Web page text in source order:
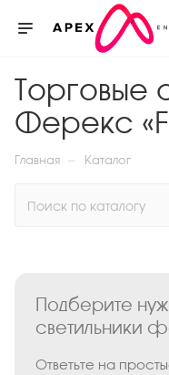
Торговые
Ферекс
Главная — Каталог
Подберите
светильники
Ответьте на